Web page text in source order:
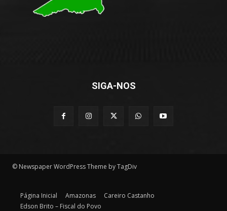
SIGA-NOS
© Newspaper WordPress Theme by TagDiv
Página Inicial Amazonas
Careiro Castanho
Edson Brito – Fiscal do Povo